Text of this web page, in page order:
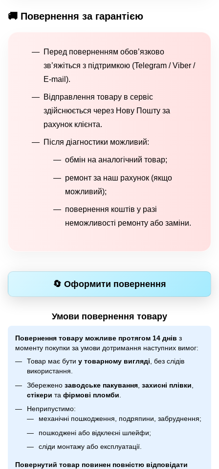
🚚 Повернення за гарантією
Перед поверненням обов’язково
зв’яжіться з підтримкою (Telegram / Viber /
E-mail).
Відправлення товару в сервіс
здійснюється через Нову Пошту за
рахунок клієнта.
Після діагностики можливий:
обмін на аналогічний товар;
ремонт за наш рахунок (якщо
можливий);
повернення коштів у разі
неможливості ремонту або заміни.
🔄 Оформити повернення
Умови повернення товару
Повернення товару можливе протягом 14 днів з
моменту покупки за умови дотримання наступних вимог:
Товар має бути у товарному вигляді, без слідів
використання.
Збережено заводське пакування захисні плівки
стікери та фірмові пломби
Неприпустимо:
механічні пошкодження, подряпини, забруднення;
пошкоджені або відклеєні шлейфи;
сліди монтажу або експлуатації.
Повернутий товар повинен повністю відповідати